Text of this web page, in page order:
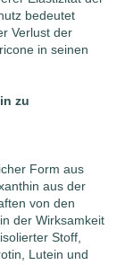
bedeutet
Verlust der
in seinen
zu
Form aus
aus der
von den
der Wirksamkeit
Stoff,
Lutein und